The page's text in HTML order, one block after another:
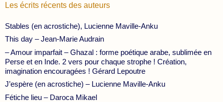
Les écrits récents des auteurs
Stables (en acrostiche), Lucienne Maville-Anku
This day – Jean-Marie Audrain
– Amour imparfait – Ghazal : forme poétique arabe, sublimée en
Perse et en Inde. 2 vers pour chaque strophe ! Création,
imagination encouragées ! Gérard Lepoutre
J’espère (en acrostiche) – Lucienne Maville-Anku
Fétiche lieu – Daroca Mikael